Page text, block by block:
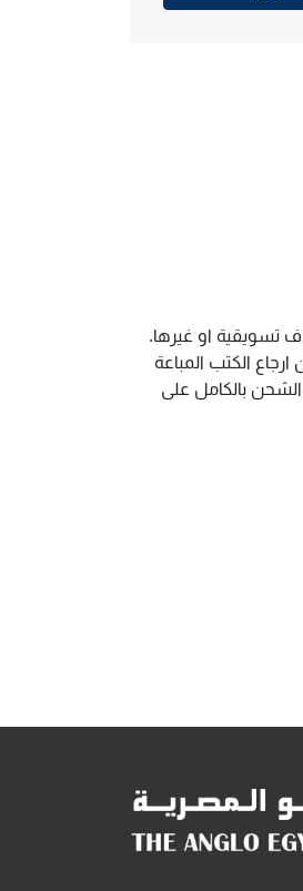
تسويقية او غيرها.
الكتب المباعة
بالكامل على